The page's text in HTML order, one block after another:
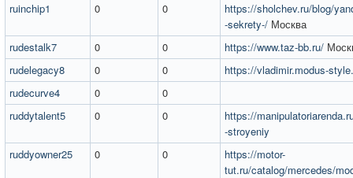
ruinchip1
0 0
https://sholchev.ru/blog/
-sekrety-/ Москва
rudestalk7
0 0 https://www.taz-bb.ru/
rudelegacy8
0 0
https://vladimir.modus-
rudecurve4
0
0
ruddytalent5
0 0
https://
-stroyeniy
ruddyowner25
0 0
https://motor-
tut.ru/catalog/mercedes/